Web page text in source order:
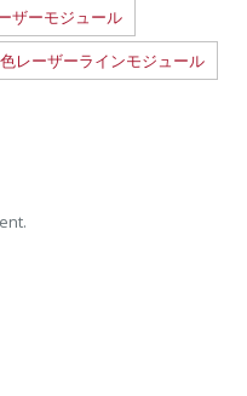
ザーモジュール
レーザーラインモジュール